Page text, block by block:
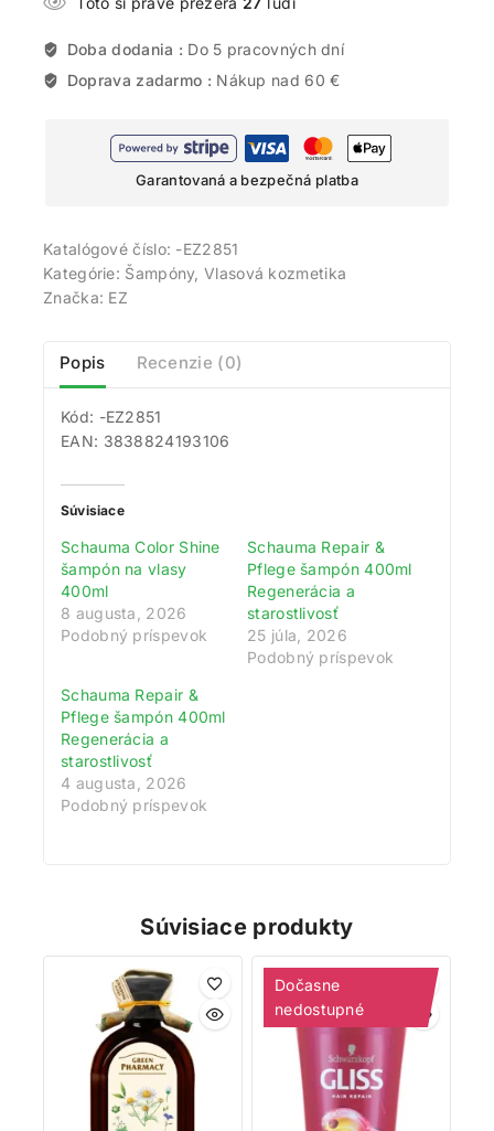
Doba dodania : Do 5 pracovných dní
Doprava zadarmo : Nákup nad 60 €
Garantovaná a bezpečná platba
Katalógové číslo: -EZ2851
Kategórie: Šampóny,Vlasová kozmetika
Značka: EZ
Popis Recenzie (0)
Kód: -EZ2851
EAN: 3838824193106
Súvisiace
Schauma Color Shine
šampón na vlasy
400ml
8 augusta, 2026
Podobný príspevok
Schauma Repair &
Pflege šampón 400ml
Regenerácia a
starostlivosť
25 júla, 2026
Podobný príspevok
Schauma Repair &
Pflege šampón 400ml
Regenerácia a
starostlivosť
4 augusta, 2026
Podobný príspevok
Súvisiace produkty
Dočasne
nedostupné